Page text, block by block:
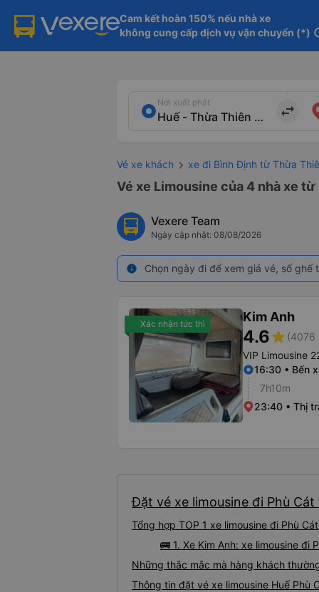
Cam kết hoàn 150% nếu nhà xe
không cung cấp dịch vụ vận chuyển (*)
Nơi xuất phát
import_export
Vé xe khách xe đi Bình Định từ Thừa
Vé xe Limousine của 4 nhà xe
Vexere Team
Ngày cập nhật: 08/08/2026
info Chọn ngày đi để xem giá vé, số
Xác nhận tức thì Kim Anh
4.6star (4076
VIP Limousine
16:30 • Bến
7h10m
23:40 • Thị
Đặt vé xe limousine đi Phù
Tổng hợp TOP 1 xe limousine đi Phù
🚌 1. Xe Kim Anh: xe limousine
Những thắc mắc mà hàng khách
Thông tin đặt vé xe limousine Huế Phù